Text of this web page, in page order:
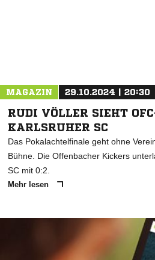
MAGAZIN 29.10.2024 | 20:30
RUDI VÖLLER SIEHT
KARLSRUHER SC
Das Pokalachtelfinale geht ohne
Bühne. Die Offenbacher Kickers
SC mit 0:2.
Mehr lesen